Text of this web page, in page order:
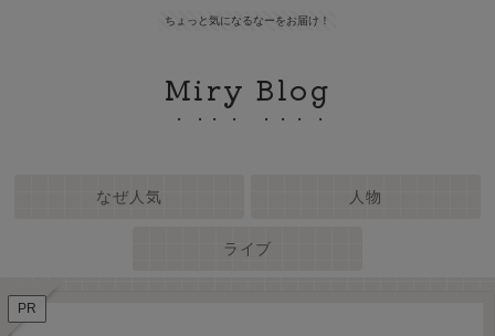
ちょっと気になるなーをお届け！
Miry Blog
なぜ人気 人物
ライブ
PR